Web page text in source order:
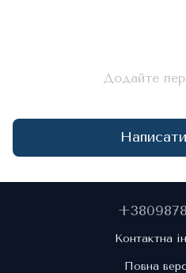
Додайте
Контактна
Повна